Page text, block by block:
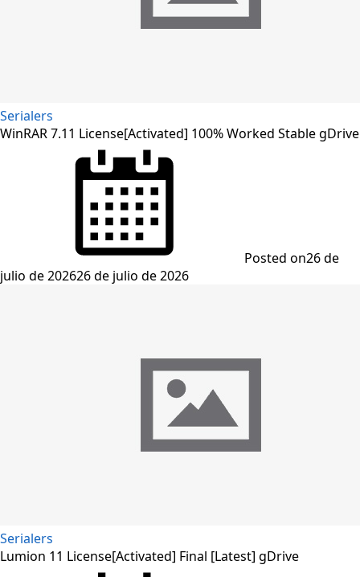
Serialers
WinRAR 7.11 License[Activated] 100% Worked Stable gDrive
Posted on26 de
julio de 202626 de julio de 2026
Serialers
Lumion 11 License[Activated] Final [Latest] gDrive